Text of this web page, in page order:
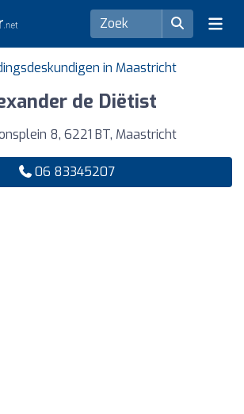
in Maastricht
de Diëtist
8, 6221 BT, Maastricht
06 83345207